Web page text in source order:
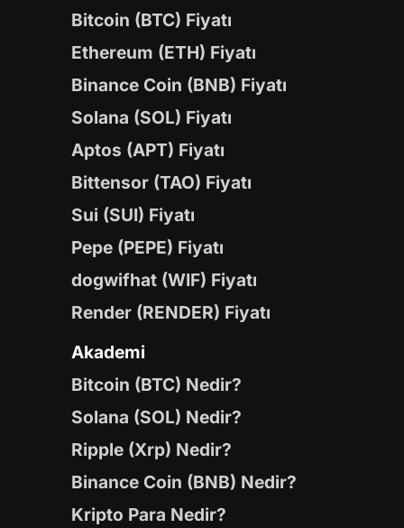
Bitcoin (BTC) Fiyatı
Ethereum (ETH) Fiyatı
Binance Coin (BNB) Fiyatı
Solana (SOL) Fiyatı
Aptos (APT) Fiyatı
Bittensor (TAO) Fiyatı
Sui (SUI) Fiyatı
Pepe (PEPE) Fiyatı
dogwifhat (WIF) Fiyatı
Render (RENDER) Fiyatı
Akademi
Bitcoin (BTC) Nedir?
Solana (SOL) Nedir?
Ripple (Xrp) Nedir?
Binance Coin (BNB) Nedir?
Kripto Para Nedir?